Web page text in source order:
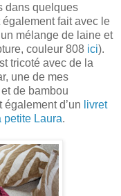
dans quelques
fait avec le
mélange de laine et
couleur 808 ici).
tricoté avec de la
une de mes
de bambou
d’un livret
petite Laura.